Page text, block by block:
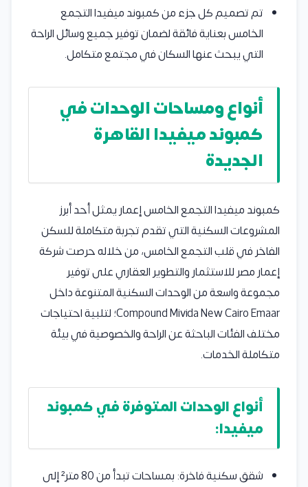
تم تصميم كل جزء من كمبوند ميفيدا التجمع
الخامس بعناية فائقة لضمان توفير جميع وسائل الراحة
التي يبحث عنها السكان في مجتمع متكامل.
أنواع ومساحات الوحدات في
كمبوند ميفيدا القاهرة
الجديدة
كمبوند ميفيدا التجمع الخامس إعمار يمثل أحد أبرز
المشروعات السكنية التي تقدم تجربة متكاملة للسكن
الفاخر في قلب التجمع الخامس، من خلاله حرصت شركة
إعمار مصر للاستثمار والتطوير العقاري على توفير
مجموعة واسعة من الوحدات السكنية المتنوعة داخل
Compound Mivida New Cairo Emaar؛ لتلبية احتياجات
مختلف الفئات الباحثة عن الراحة والخصوصية في بيئة
متكاملة الخدمات.
أنواع الوحدات المتوفرة في كمبوند
ميفيدا:
شقق سكنية فاخرة: بمساحات تبدأ من 80 متر² إلى